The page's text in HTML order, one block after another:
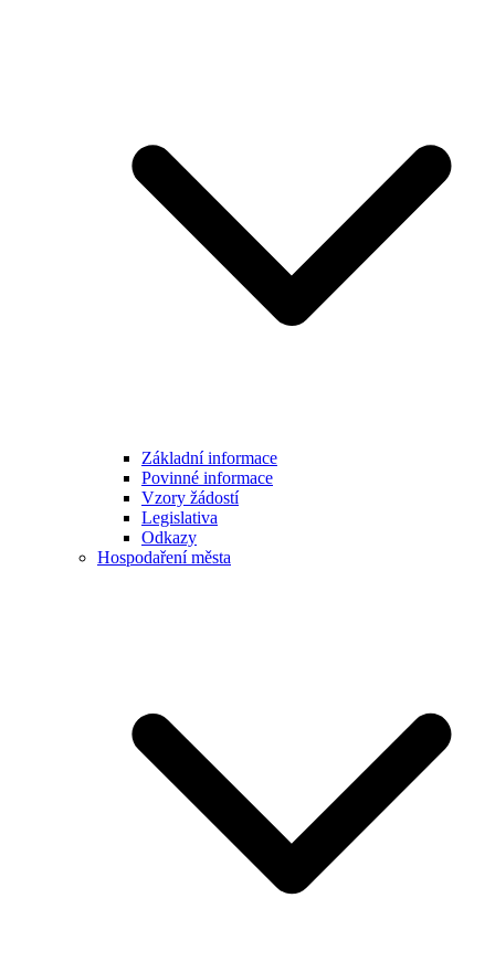
Základní informace
Povinné informace
Vzory žádostí
Legislativa
Odkazy
Hospodaření města